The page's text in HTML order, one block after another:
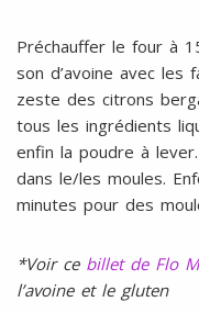
Préchauffer le four à
son d’avoine avec les
zeste des citrons
tous les ingrédients
enfin la poudre à
dans le/les moules.
minutes pour des
*Voir ce billet de Flo
l’avoine et le gluten